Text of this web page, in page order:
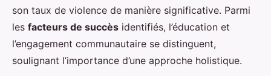
son taux de violence de manière significative. Parmi
les facteurs de succès identifiés, l’éducation et
l’engagement communautaire se distinguent,
soulignant l’importance d’une approche holistique.